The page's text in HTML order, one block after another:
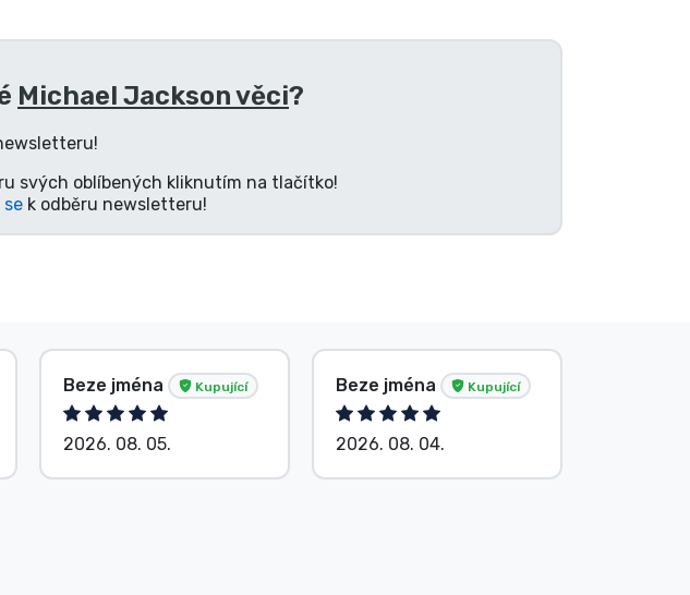
Michael Jackson věci?
svých oblíbených kliknutím na tlačítko!
k odběru newsletteru!
Beze jména Kupující
2026. 08. 05.
Beze jména Kupující
2026. 08. 04.